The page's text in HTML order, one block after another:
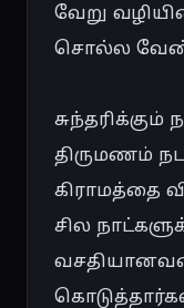
வேறு
சொல்ல
சுந்தரிக்கும்
திருமணம்
கிராமத்தை
சில